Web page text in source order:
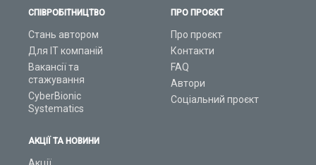
СПІВРОБІТНИЦТВО
Стань автором
Для ІТ компаній
Вакансії та
стажування
CyberBionic
Systematics
АКЦІЇ ТА НОВИНИ
ПРО ПРОЄКТ
Про проєкт
Контакти
FAQ
Автори
Соціальний проєкт